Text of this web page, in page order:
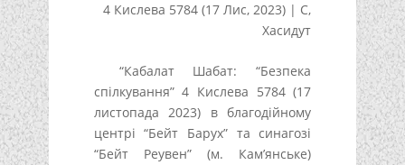
4 Кислева 5784 (17 Лис, 2023) | С,
Хасидут
“Кабалат Шабат: “Безпека
спілкування” 4 Кислева 5784 (17
листопада 2023) в благодійному
центрі “Бейт Барух” та синагозі
“Бейт Реувен” (м. Кам’янське)